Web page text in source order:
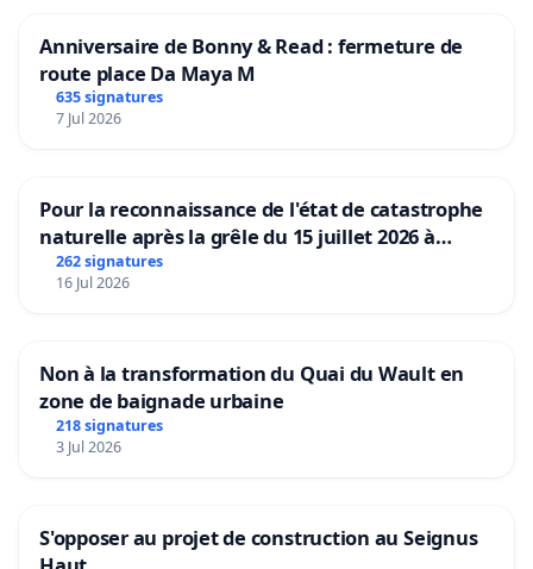
Anniversaire de Bonny & Read : fermeture de
route place Da Maya M
635 signatures
7 Jul 2026
Pour la reconnaissance de l'état de catastrophe
naturelle après la grêle du 15 juillet 2026 à
Aubenas et ses alentours
262 signatures
16 Jul 2026
Non à la transformation du Quai du Wault en
zone de baignade urbaine
218 signatures
3 Jul 2026
S'opposer au projet de construction au Seignus